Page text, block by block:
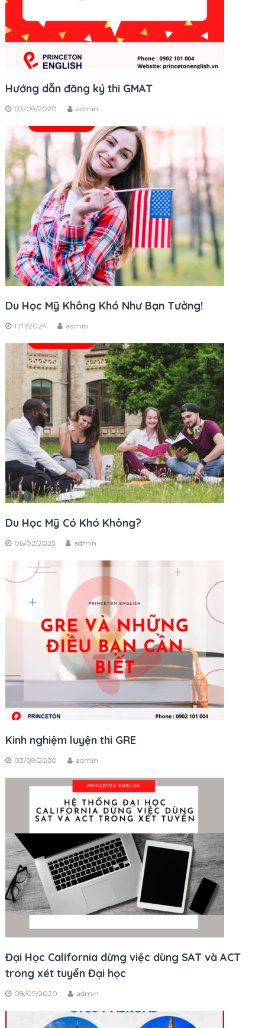
Hướng dẫn đăng ký thi GMAT
03/09/2020 admin
Du Học Mỹ Không Khó Như Bạn Tưởng!
11/11/2024 admin
Du Học Mỹ Có Khó Không?
06/02/2025 admin
Kinh nghiệm luyện thi GRE
03/09/2020 admin
Đại Học California dừng việc dùng SAT và ACT
trong xét tuyển Đại học
08/09/2020 admin